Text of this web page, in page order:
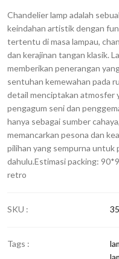
Chandelier lamp adalah
keindahan artistik dengan
tertentu di masa lampau,
dan kerajinan tangan klasik.
memberikan penerangan
sentuhan kemewahan pada
detail menciptakan atmosfer
pengagum seni dan
hanya sebagai sumber
memancarkan pesona dan
pilihan yang sempurna untuk
dahulu.Estimasi packing:
retro
SKU :
Tags :